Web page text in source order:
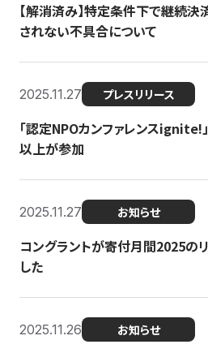
【解消済み】特定条件下で継続
されない不具合について
2025.11.27 プレスリリース
「認定NPOカンファレンスignite!
以上が参加
2025.11.27 お知らせ
コングラントが寄付月間2025の
した
2025.11.26 お知らせ